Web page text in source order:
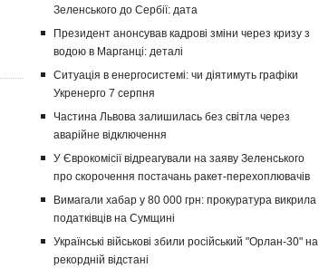
Зеленського до Сербії: дата
Президент анонсував кадрові зміни через кризу з
водою в Марганці: деталі
Ситуація в енергосистемі: чи діятимуть графіки
Укренерго 7 серпня
Частина Львова залишилась без світла через
аварійне відключення
У Єврокомісії відреагували на заяву Зеленського
про скорочення постачань ракет-перехоплювачів
Вимагали хабар у 80 000 грн: прокуратура викрила
податківців на Сумщині
Українські військові збили російський "Орлан-30" на
рекордній відстані